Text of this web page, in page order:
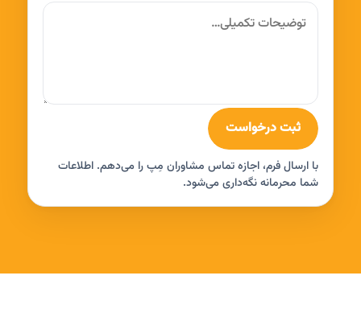
ثبت درخواست
با ارسال فرم، اجازه تماس مشاوران مِپ را می‌دهم. اطلاعات
شما محرمانه نگه‌داری می‌شود.